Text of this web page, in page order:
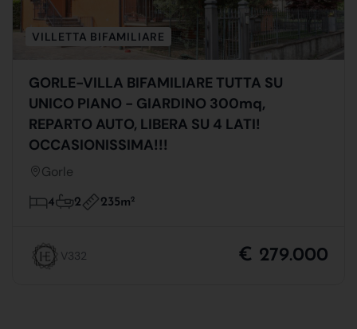
VILLETTA BIFAMILIARE
GORLE-VILLA BIFAMILIARE TUTTA SU
UNICO PIANO - GIARDINO 300mq,
REPARTO AUTO, LIBERA SU 4 LATI!
OCCASIONISSIMA!!!
Gorle
4 2 235m2
V332 € 279.000